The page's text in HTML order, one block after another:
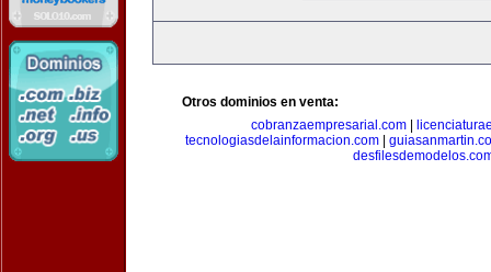
Otros dominios en venta:
cobranzaempresarial.com
tecnologiasdelainformacion.com|